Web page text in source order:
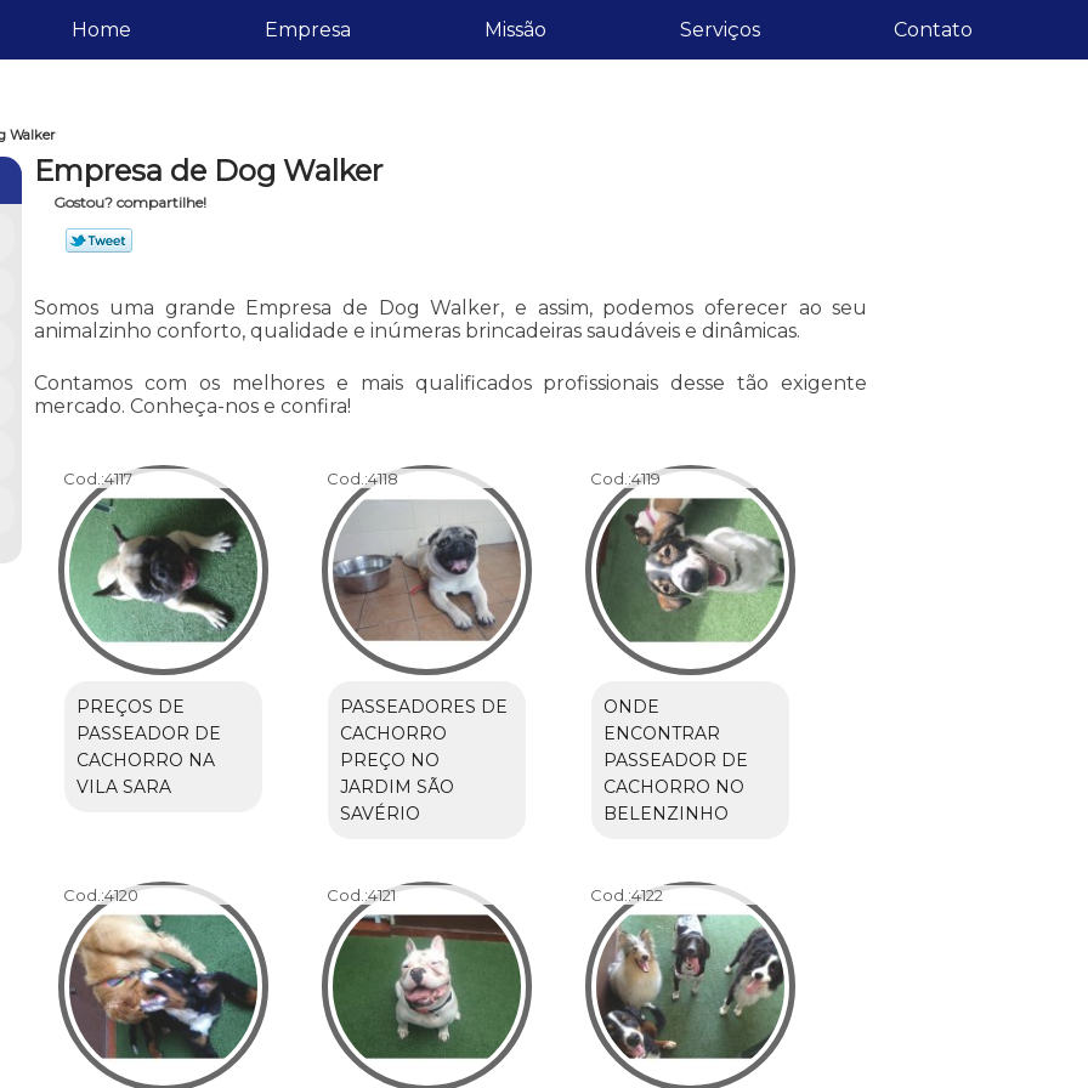
Home Empresa Missão Serviços Contato
Walker
Empresa de Dog Walker
Gostou? compartilhe!
Somos uma grande Empresa de Dog Walker, e assim, podemos oferecer ao seu
animalzinho conforto, qualidade e inúmeras brincadeiras saudáveis e dinâmicas.
Contamos com os melhores e mais qualificados profissionais desse tão exigente
mercado. Conheça-nos e confira!
Cod.:4117
PREÇOS DE
PASSEADOR DE
CACHORRO NA
VILA SARA
Cod.:4118
PASSEADORES DE
CACHORRO
PREÇO NO
JARDIM SÃO
SAVÉRIO
Cod.:4119
ONDE
ENCONTRAR
PASSEADOR DE
CACHORRO NO
BELENZINHO
Cod.:4120 Cod.:4121 Cod.:4122